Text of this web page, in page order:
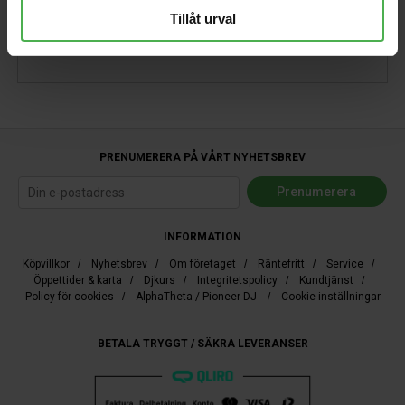
Tillåt urval
Dubbelkabel, 2xRCA hane till 2xXLR hane, 1m.
PRENUMERERA PÅ VÅRT NYHETSBREV
INFORMATION
Köpvillkor / Nyhetsbrev / Om företaget / Räntefritt / Service /
Öppettider & karta / Djkurs / Integritetspolicy / Kundtjänst /
Policy för cookies / AlphaTheta / Pioneer DJ / Cookie-inställningar
BETALA TRYGGT / SÄKRA LEVERANSER